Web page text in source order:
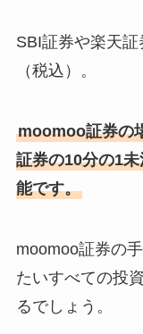
SBI証券や楽天
（税込）。
moomoo証券の
証券の10分の1
能です。
moomoo証券の
たいすべての投
るでしょう。